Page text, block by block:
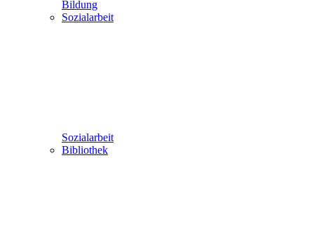
Bildung
Sozialarbeit
Sozialarbeit
Bibliothek